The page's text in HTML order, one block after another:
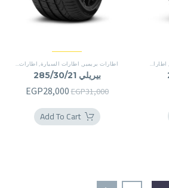
اطارات بريمير اطارات بريمير اطارات السيارة اطارات بريمير
بيريلي 285/30/21
EGP31,000
السعر
الأصلي
هو:
EGP28,000
Add To Cart